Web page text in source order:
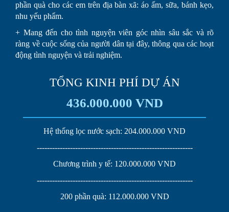
phần quà cho các em trên địa bàn xã: áo ấm, sữa, bánh kẹo,
nhu yếu phẩm.
+ Mang đến cho tình nguyện viên góc nhìn sâu sắc và rõ
ràng về cuộc sống của người dân tại đây, thông qua các hoạt
động tình nguyện và trải nghiệm.
TỔNG KINH PHÍ DỰ ÁN
436.000.000 VND
Hệ thống lọc nước sạch: 204.000.000 VND
-------------------------------------------------------------
Chương trình y tế: 120.000.000 VND
-------------------------------------------------------------
200 phần quà: 112.000.000 VND